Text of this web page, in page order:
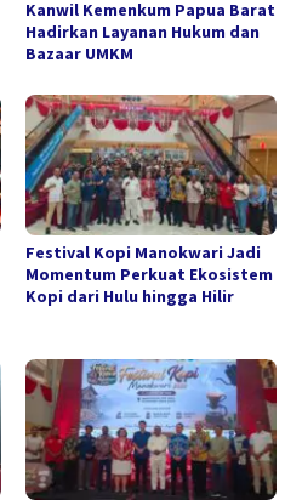
Kanwil Kemenkum Papua Barat
Hadirkan Layanan Hukum dan
Bazaar UMKM
Festival Kopi Manokwari Jadi
Momentum Perkuat Ekosistem
Kopi dari Hulu hingga Hilir